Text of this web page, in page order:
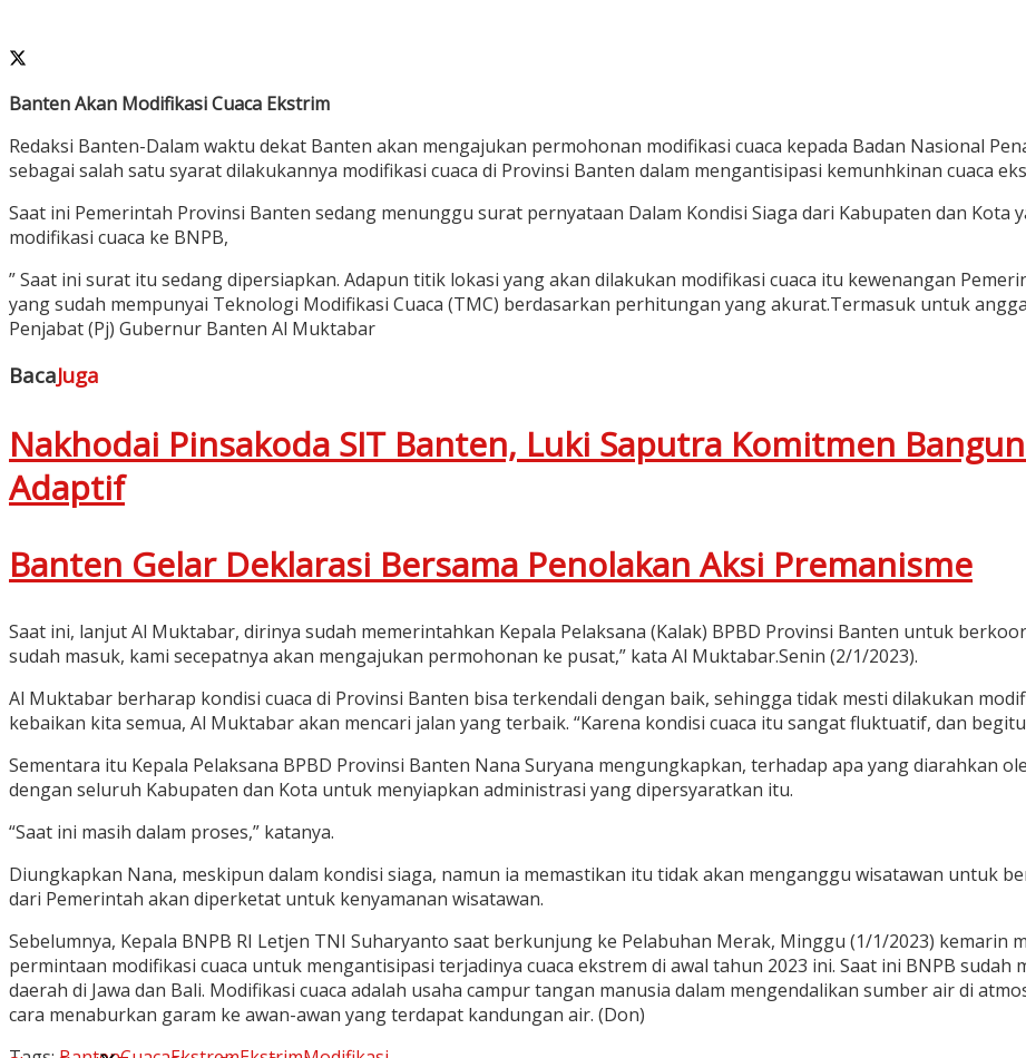
Banten Akan Modifikasi Cuaca Ekstrim
Redaksi Banten-Dalam waktu dekat Banten akan mengajukan permohonan modifikasi cuaca kepada Badan Nasional
sebagai salah satu syarat dilakukannya modifikasi cuaca di Provinsi Banten dalam mengantisipasi kemunhkinan cuaca
Saat ini Pemerintah Provinsi Banten sedang menunggu surat pernyataan Dalam Kondisi Siaga dari Kabupaten dan
modifikasi cuaca ke BNPB,
” Saat ini surat itu sedang dipersiapkan. Adapun titik lokasi yang akan dilakukan modifikasi cuaca itu kewenangan
yang sudah mempunyai Teknologi Modifikasi Cuaca (TMC) berdasarkan perhitungan yang akurat.Termasuk untuk
Penjabat (Pj) Gubernur Banten Al Muktabar
BacaJuga
Nakhodai Pinsakoda SIT Banten, Luki Saputra Komitmen
Adaptif
Banten Gelar Deklarasi Bersama Penolakan Aksi Premanisme
Saat ini, lanjut Al Muktabar, dirinya sudah memerintahkan Kepala Pelaksana (Kalak) BPBD Provinsi Banten untuk
sudah masuk, kami secepatnya akan mengajukan permohonan ke pusat,” kata Al Muktabar.Senin (2/1/2023).
Al Muktabar berharap kondisi cuaca di Provinsi Banten bisa terkendali dengan baik, sehingga tidak mesti dilakukan
kebaikan kita semua, Al Muktabar akan mencari jalan yang terbaik. “Karena kondisi cuaca itu sangat fluktuatif, dan
Sementara itu Kepala Pelaksana BPBD Provinsi Banten Nana Suryana mengungkapkan, terhadap apa yang diarahkan
dengan seluruh Kabupaten dan Kota untuk menyiapkan administrasi yang dipersyaratkan itu.
“Saat ini masih dalam proses,” katanya.
Diungkapkan Nana, meskipun dalam kondisi siaga, namun ia memastikan itu tidak akan menganggu wisatawan untuk
dari Pemerintah akan diperketat untuk kenyamanan wisatawan.
Sebelumnya, Kepala BNPB RI Letjen TNI Suharyanto saat berkunjung ke Pelabuhan Merak, Minggu (1/1/2023) kemarin
permintaan modifikasi cuaca untuk mengantisipasi terjadinya cuaca ekstrem di awal tahun 2023 ini. Saat ini BNPB
daerah di Jawa dan Bali. Modifikasi cuaca adalah usaha campur tangan manusia dalam mengendalikan sumber air di
cara menaburkan garam ke awan-awan yang terdapat kandungan air. (Don)